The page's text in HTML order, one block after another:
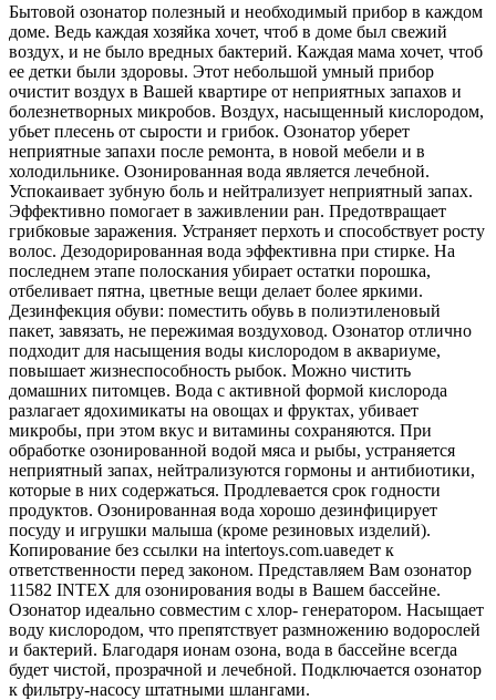
Бытовой озонатор полезный и необходимый прибор в каждом
доме. Ведь каждая хозяйка хочет, чтоб в доме был свежий
воздух, и не было вредных бактерий. Каждая мама хочет, чтоб
ее детки были здоровы. Этот небольшой умный прибор
очистит воздух в Вашей квартире от неприятных запахов и
болезнетворных микробов. Воздух, насыщенный кислородом,
убьет плесень от сырости и грибок. Озонатор уберет
неприятные запахи после ремонта, в новой мебели и в
холодильнике. Озонированная вода является лечебной.
Успокаивает зубную боль и нейтрализует неприятный запах.
Эффективно помогает в заживлении ран. Предотвращает
грибковые заражения. Устраняет перхоть и способствует росту
волос. Дезодорированная вода эффективна при стирке. На
последнем этапе полоскания убирает остатки порошка,
отбеливает пятна, цветные вещи делает более яркими.
Дезинфекция обуви: поместить обувь в полиэтиленовый
пакет, завязать, не пережимая воздуховод. Озонатор отлично
подходит для насыщения воды кислородом в аквариуме,
повышает жизнеспособность рыбок. Можно чистить
домашних питомцев. Вода с активной формой кислорода
разлагает ядохимикаты на овощах и фруктах, убивает
микробы, при этом вкус и витамины сохраняются. При
обработке озонированной водой мяса и рыбы, устраняется
неприятный запах, нейтрализуются гормоны и антибиотики,
которые в них содержаться. Продлевается срок годности
продуктов. Озонированная вода хорошо дезинфицирует
посуду и игрушки малыша (кроме резиновых изделий).
Копирование без ссылки на intertoys.com.uaведет к
ответственности перед законом. Представляем Вам озонатор
11582 INTEX для озонирования воды в Вашем бассейне.
Озонатор идеально совместим с хлор- генератором. Насыщает
воду кислородом, что препятствует размножению водорослей
и бактерий. Благодаря ионам озона, вода в бассейне всегда
будет чистой, прозрачной и лечебной. Подключается озонатор
к фильтру-насосу штатными шлангами.